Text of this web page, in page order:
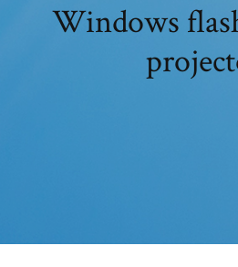
Windows